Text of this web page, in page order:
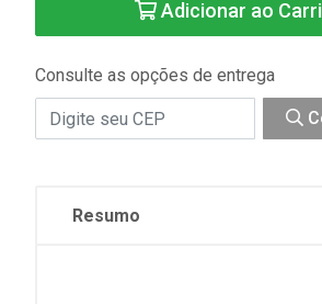
Adicionar ao
Consulte as opções de entrega
Resumo